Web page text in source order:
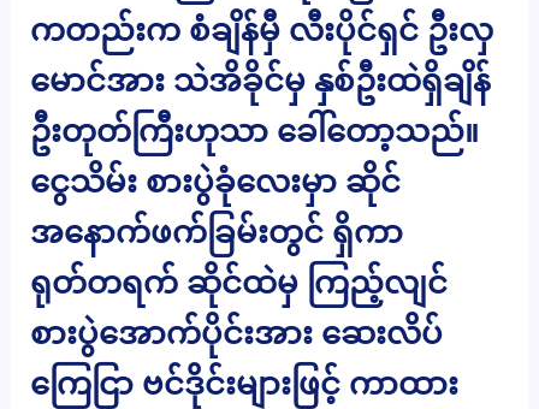
ကတည်းက စံချိန်မှီ လီးပိုင်ရှင် ဦးလှ
မောင်အား သဲအိခိုင်မှ နှစ်ဦးထဲရှိချိန်
ဦးတုတ်ကြီးဟုသာ ခေါ်တော့သည်။
ငွေသိမ်း စားပွဲခုံလေးမှာ ဆိုင်
အနောက်ဖက်ခြမ်းတွင် ရှိကာ
ရုတ်တရက် ဆိုင်ထဲမှ ကြည့်လျင်
စားပွဲအောက်ပိုင်းအား ဆေးလိပ်
ကြေငြာ ဗင်ဒိုင်းများဖြင့် ကာထား